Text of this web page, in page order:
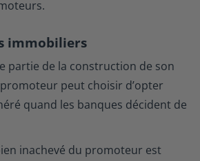
immobiliers
partie de la construction de son
peut choisir d’opter
quand les banques décident de
inachevé du promoteur est